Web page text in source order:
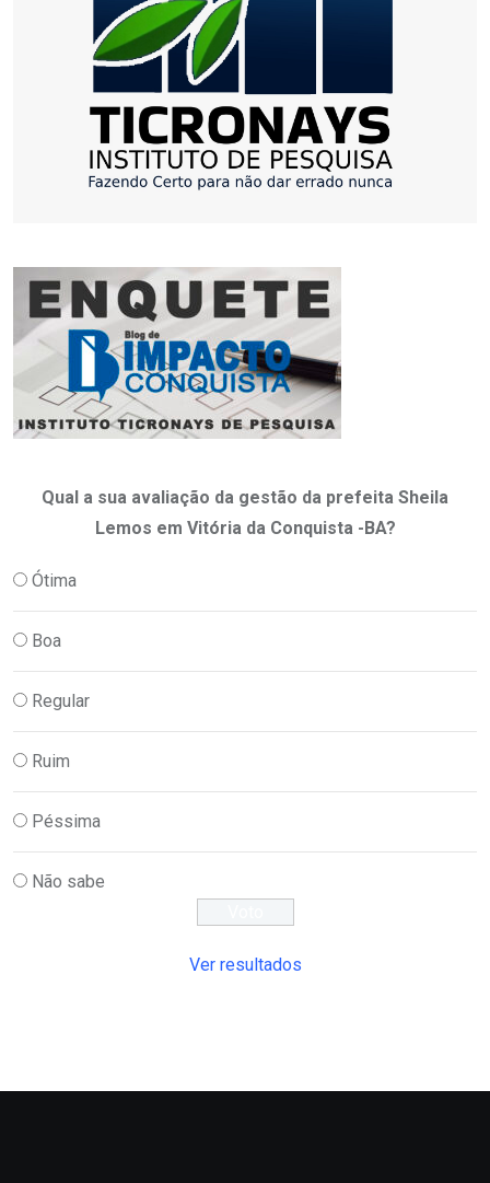
Qual a sua avaliação da gestão da prefeita Sheila
Lemos em Vitória da Conquista -BA?
Ótima
Boa
Regular
Ruim
Péssima
Não sabe
Ver resultados